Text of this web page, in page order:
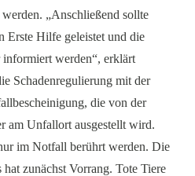
„Anschließend sollte
Erste Hilfe geleistet und die
informiert werden“, erklärt
Schadenregulierung mit der
die von der
am Unfallort ausgestellt wird.
im Notfall berührt werden. Die
zunächst Vorrang. Tote Tiere